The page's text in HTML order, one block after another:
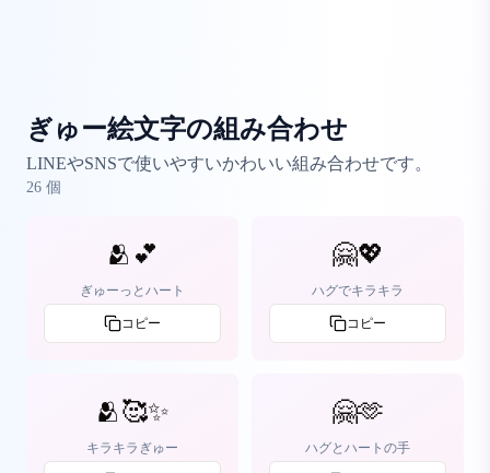
ぎゅー絵文字の組み合わせ
LINEやSNSで使いやすいかわいい組み合わせです。
26 個
🫂💕
ぎゅーっとハート
コピー
🤗💖
ハグでキラキラ
コピー
🫂🥰✨
キラキラぎゅー
🤗🫶
ハグとハートの手